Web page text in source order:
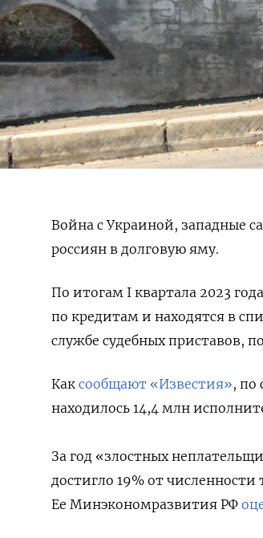
Война с Украиной, западные
россиян в долговую яму.
По итогам I квартала 2023
по кредитам и находятся в
службе судебных приставов,
Как сообщают «Известия», по
находилось 14,4 млн
За год «злостных
достигло 19% от численности
Ее Минэкономразвития РФ